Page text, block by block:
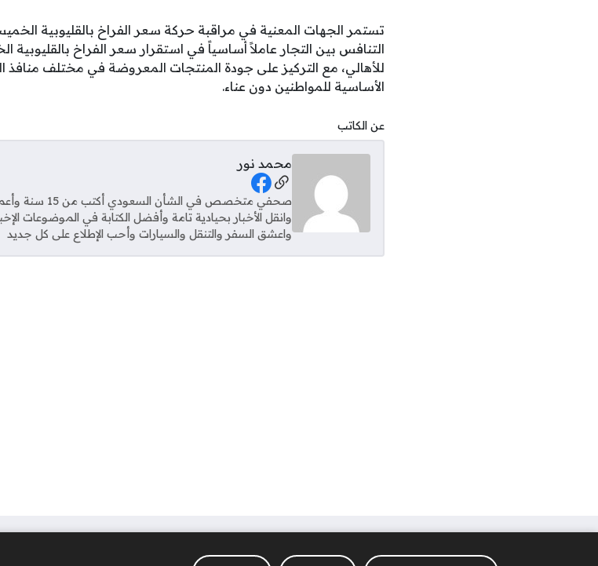
للأهالي، مع التركيز على جودة المنتجات المعروضة في مختلف
الأساسية للمواطنين دون عناء.
عن الكاتب
محمد نور
Social Links
صحفي متخصص في
وانقل الأخبار بحيادية تامة وأفضل الكتابة في الموضوعات
واعشق السفر والتنقل والسيارات وأحب الإطلاع على كل جديد